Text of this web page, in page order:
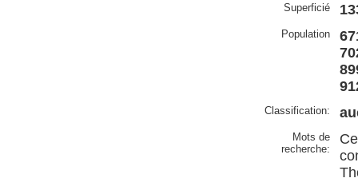
Superficié
Population
Classification:
Mots de
recherche: